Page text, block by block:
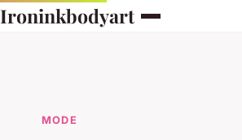
Ironinkbodyart
MODE